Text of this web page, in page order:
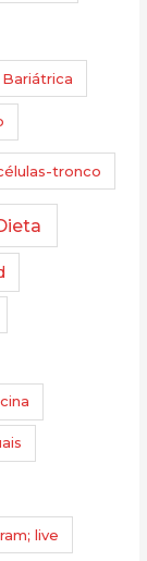
Bariátrica
tronco
live